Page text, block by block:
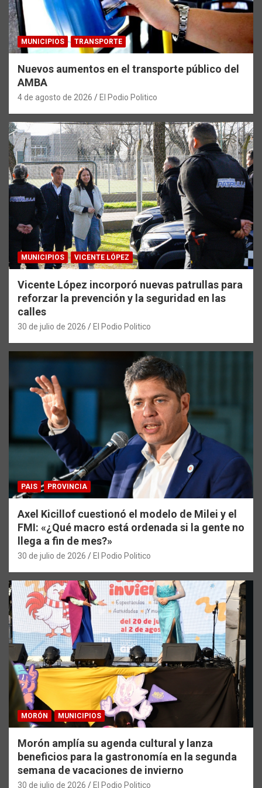
MUNICIPIOS TRANSPORTE
Nuevos aumentos en el transporte público del
AMBA
4 de agosto de 2026 El Podio Politico
MUNICIPIOS VICENTE LÓPEZ
Vicente López incorporó nuevas patrullas para
reforzar la prevención y la seguridad en las
calles
30 de julio de 2026 El Podio Politico
PAIS PROVINCIA
Axel Kicillof cuestionó el modelo de Milei y el
FMI: «¿Qué macro está ordenada si la gente no
llega a fin de mes?»
30 de julio de 2026 El Podio Politico
MORÓN MUNICIPIOS
Morón amplía su agenda cultural y lanza
beneficios para la gastronomía en la segunda
semana de vacaciones de invierno
30 de julio de 2026 El Podio Politico